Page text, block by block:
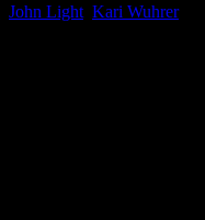
John Light Kari Wuhrer